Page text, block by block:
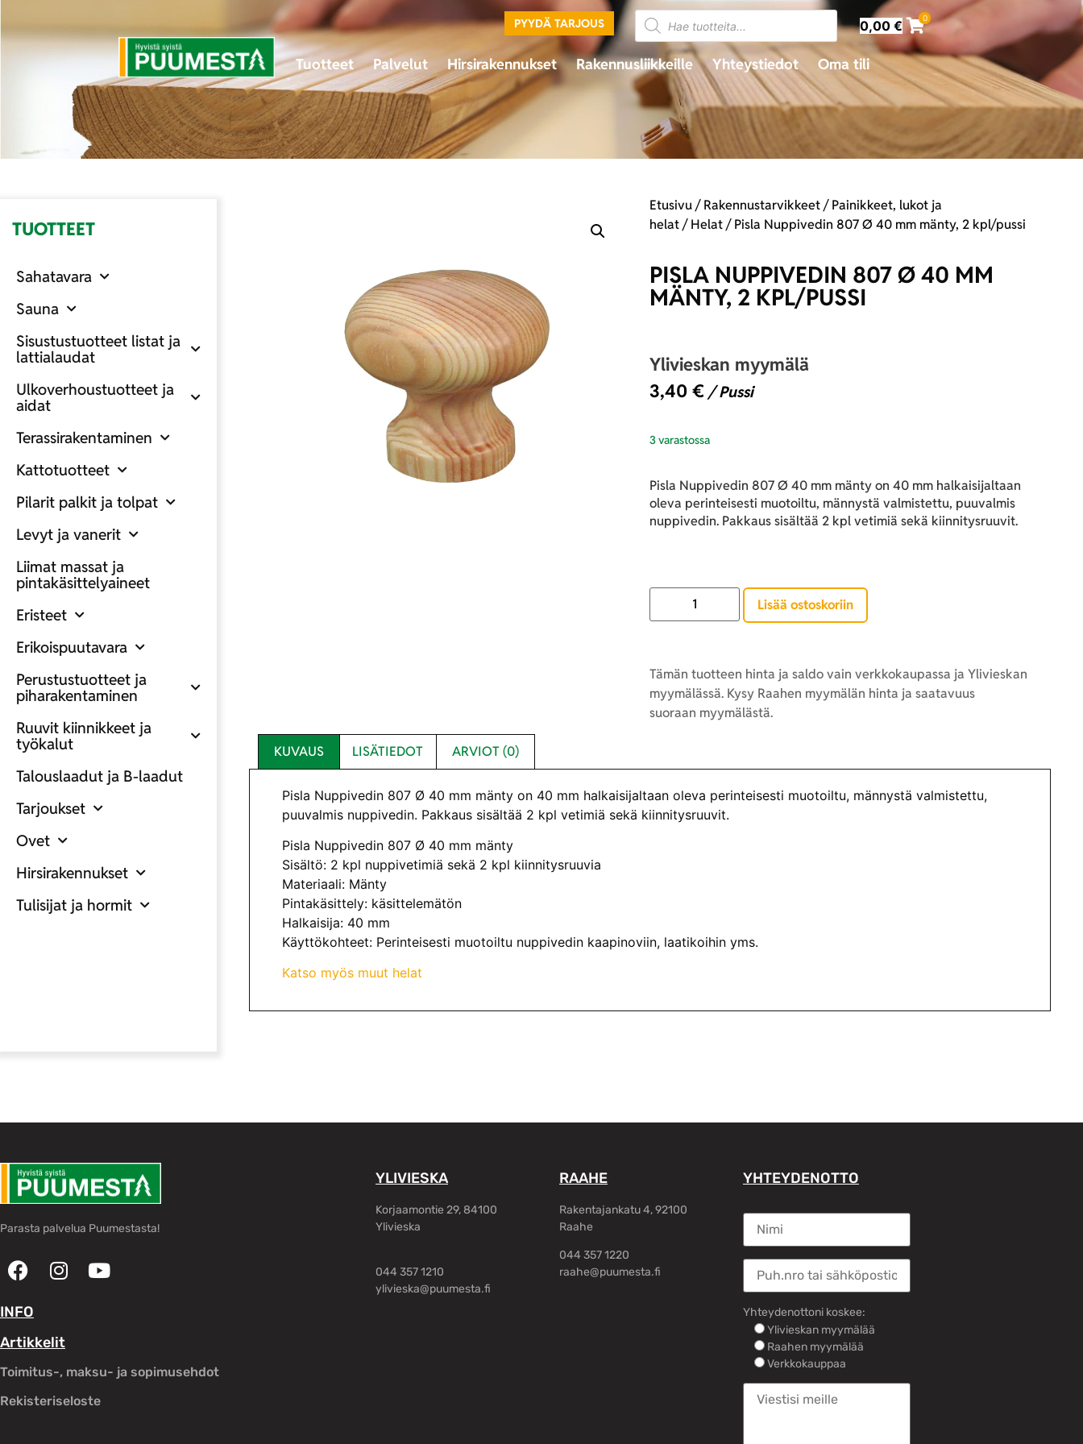
PYYDÄ TARJOUS 0,00€ 0
Tuotteet Palvelut Hirsirakennukset Rakennusliikkeille Yhteystiedot Oma tili
TUOTTEET
Sahatavara
Sauna
Sisustustuotteet listat ja
lattialaudat
Ulkoverhoustuotteet ja
aidat
Terassirakentaminen
Kattotuotteet
Pilarit palkit ja tolpat
Levyt ja vanerit
Liimat massat ja
pintakäsittelyaineet
Eristeet
Erikoispuutavara
Perustustuotteet ja
piharakentaminen
Ruuvit kiinnikkeet ja
työkalut
Talouslaadut ja B-laadut
Tarjoukset
Ovet
Hirsirakennukset
Tulisijat ja hormit
Etusivu/Rakennustarvikkeet/Painikkeet, lukot ja
helat/Helat/ Pisla Nuppivedin 807 Ø 40 mm mänty, 2 kpl/pussi
PISLA NUPPIVEDIN 807 Ø 40 MM
MÄNTY, 2 KPL/PUSSI
Ylivieskan myymälä
3,40€ / Pussi
3 varastossa
Pisla Nuppivedin 807 Ø 40 mm mänty on 40 mm halkaisijaltaan
oleva perinteisesti muotoiltu, männystä valmistettu, puuvalmis
nuppivedin. Pakkaus sisältää 2 kpl vetimiä sekä kiinnitysruuvit.
Lisää ostoskoriin
Tämän tuotteen hinta ja saldo vain verkkokaupassa ja Ylivieskan
myymälässä. Kysy Raahen myymälän hinta ja saatavuus
suoraan myymälästä.
KUVAUS LISÄTIEDOT ARVIOT (0)
Pisla Nuppivedin 807 Ø 40 mm mänty on 40 mm halkaisijaltaan oleva perinteisesti muotoiltu, männystä valmistettu,
puuvalmis nuppivedin. Pakkaus sisältää 2 kpl vetimiä sekä kiinnitysruuvit.
Pisla Nuppivedin 807 Ø 40 mm mänty
Sisältö: 2 kpl nuppivetimiä sekä 2 kpl kiinnitysruuvia
Materiaali: Mänty
Pintakäsittely: käsittelemätön
Halkaisija: 40 mm
Käyttökohteet: Perinteisesti muotoiltu nuppivedin kaapinoviin, laatikoihin yms.
Katso myös muut helat
Parasta palvelua Puumestasta!
INFO
Artikkelit
Toimitus-, maksu- ja sopimusehdot
Rekisteriseloste
YLIVIESKA
Korjaamontie 29, 84100
Ylivieska
044 357 1210
ylivieska@puumesta.fi
RAAHE
Rakentajankatu 4, 92100
Raahe
044 357 1220
raahe@puumesta.fi
YHTEYDENOTTO
Yhteydenottoni koskee:
Ylivieskan myymälää
Raahen myymälää
Verkkokauppaa